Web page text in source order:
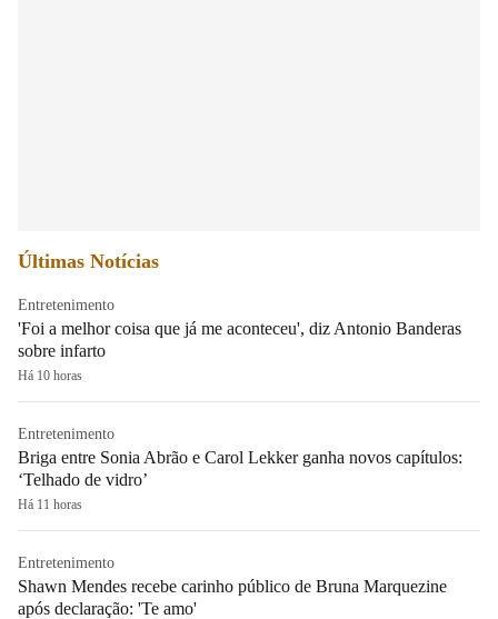
Últimas Notícias
Entretenimento
'Foi a melhor coisa que já me aconteceu', diz Antonio Banderas
sobre infarto
Há 10 horas
Entretenimento
Briga entre Sonia Abrão e Carol Lekker ganha novos capítulos:
‘Telhado de vidro’
Há 11 horas
Entretenimento
Shawn Mendes recebe carinho público de Bruna Marquezine
após declaração: 'Te amo'